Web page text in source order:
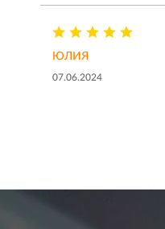
ЮЛИЯ
07.06.2024